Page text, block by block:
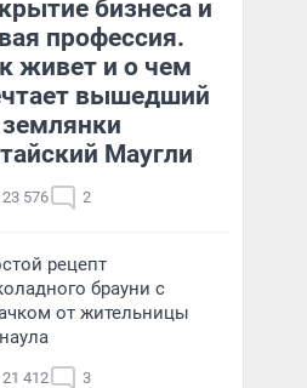
бизнеса и
профессия.
живет и о чем
вышедший
Маугли
23 576 2
рецепт
брауни с
от жительницы
21 412 3